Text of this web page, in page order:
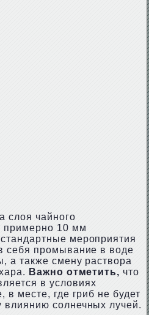
слоя чайного
примерно 10 мм
мероприятия
себя промывание в воде
а также смену раствора
Важно отметить, что
в условиях
в месте, где гриб не будет
влиянию солнечных лучей.